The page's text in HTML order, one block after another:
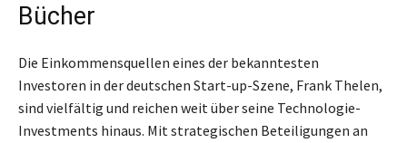
Bücher
Die Einkommensquellen eines der bekanntesten
Investoren in der deutschen Start-up-Szene, Frank Thelen,
sind vielfältig und reichen weit über seine Technologie-
Investments hinaus. Mit strategischen Beteiligungen an